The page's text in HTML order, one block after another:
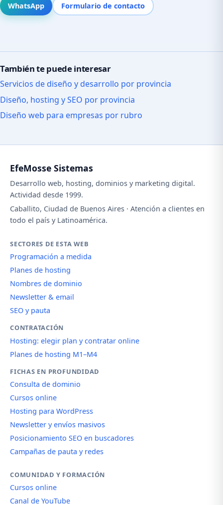
WhatsApp Formulario de contacto
También te puede interesar
Servicios de diseño y desarrollo por provincia
Diseño, hosting y SEO por provincia
Diseño web para empresas por rubro
EfeMosse Sistemas
Desarrollo web, hosting, dominios y marketing digital.
Actividad desde 1999.
Caballito, Ciudad de Buenos Aires · Atención a clientes en
todo el país y Latinoamérica.
SECTORES DE ESTA WEB
Programación a medida
Planes de hosting
Nombres de dominio
Newsletter & email
SEO y pauta
CONTRATACIÓN
Hosting: elegir plan y contratar online
Planes de hosting M1–M4
FICHAS EN PROFUNDIDAD
Consulta de dominio
Cursos online
Hosting para WordPress
Newsletter y envíos masivos
Posicionamiento SEO en buscadores
Campañas de pauta y redes
COMUNIDAD Y FORMACIÓN
Cursos online
Canal de YouTube